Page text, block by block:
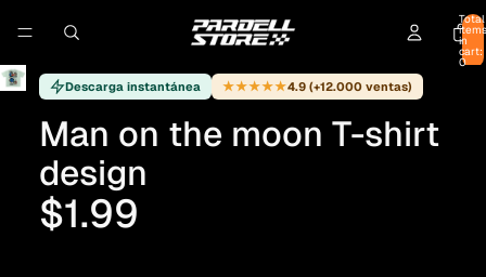
Total
items
in
cart:
0
Descarga instantánea ★★★★★4.9 (+12.000 ventas)
Man on the moon T-shirt
design
$1.99